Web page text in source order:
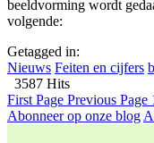
beeldvorming wordt
volgende:
Getagged in:
Nieuws Feiten en cijfers
3587 Hits
First Page Previous Page
Abonneer op onze blog